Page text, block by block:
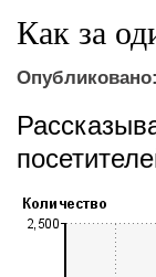
Как за
Опубликовано: